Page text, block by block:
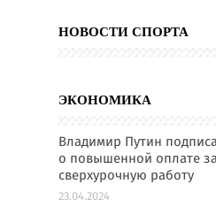
НОВОСТИ СПОРТА
ЭКОНОМИКА
Владимир Путин
о повышенной оплате
сверхурочную работу
23.04.2024